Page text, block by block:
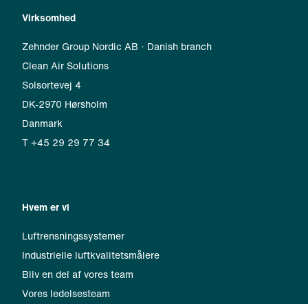
Virksomhed
Zehnder Group Nordic AB · Danish branch
Clean Air Solutions
Solsortevej 4
DK-2970 Hørsholm
Danmark
T +45 29 29 77 34
Hvem er vi
Luftrensningssystemer
Industrielle luftkvalitetsmålere
Bliv en del af vores team
Vores ledelsesteam